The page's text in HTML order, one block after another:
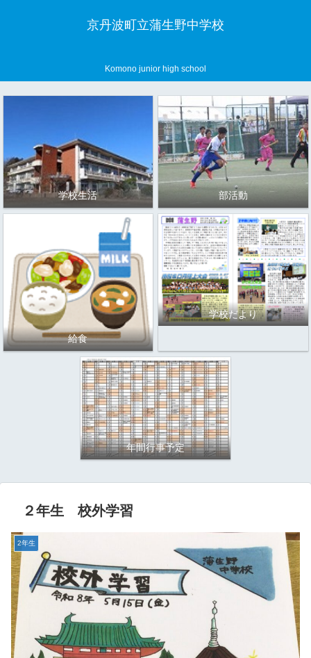
京丹波町立蒲生野中学校
Komono junior high school
学校生活 部活動
給食
学校だより
年間行事予定
２年生 校外学習
2年生